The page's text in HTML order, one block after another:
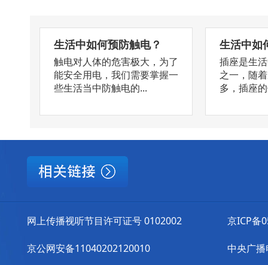
生活中如何预防触电？
触电对人体的危害极大，为了
能安全用电，我们需要掌握一
些生活当中防触电的...
生活中如
插座是生
之一，随
多，插座
网上传播视听节目许可证号 0102002
京公网安备11040202120010
京ICP备
中央广